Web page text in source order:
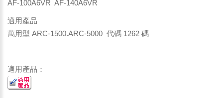
AF-100A6VR AF-140A6VR
適用產品
萬用型 ARC-1500.ARC-5000 代碼 1262 碼
適用產品：